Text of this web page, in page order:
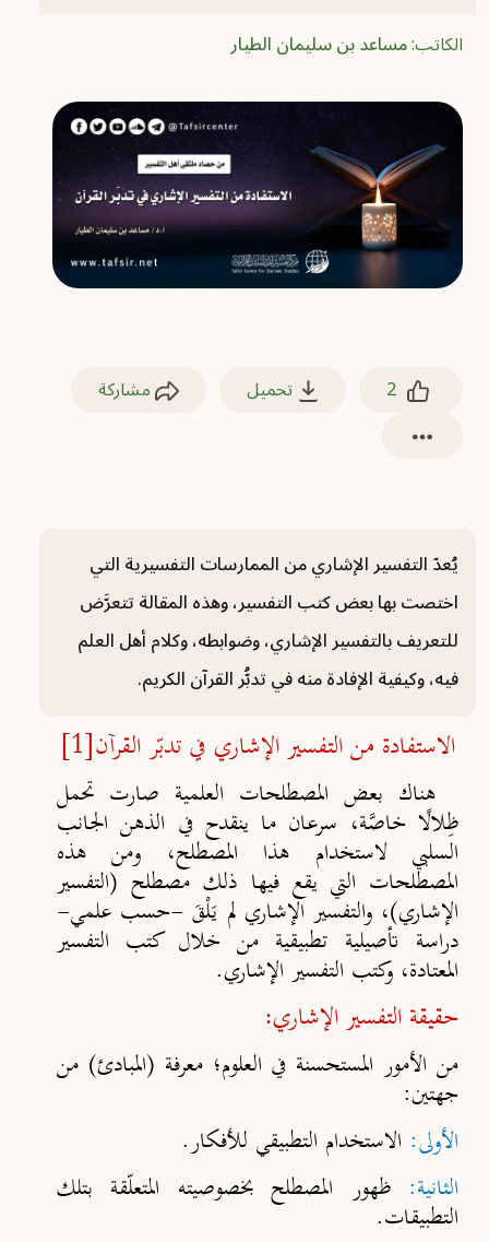
الكاتب:مساعد بن سليمان الطيار
2 تحميل مشاركة
يُعدّ التفسير الإشاري من الممارسات التفسيرية التي
اختصت بها بعض كتب التفسير، وهذه المقالة تتعرَّض
للتعريف بالتفسير الإشاري، وضوابطه، وكلام أهل العلم
فيه، وكيفية الإفادة منه في تدبُّر القرآن الكريم.
الاستفادة من التفسير الإشاري في تدبّر القرآن[1]
هناك بعض المصطلحات العلمية صارت تحمل
ظِلالًا خاصَّة، سرعان ما ينقدح في الذهن الجانب
السلبي لاستخدام هذا المصطلح، ومن هذه
المصطلحات التي يقع فيها ذلك مصطلح (التفسير
الإشاري)، والتفسير الإشاري لم يَلْقَ -حسب علمي-
دراسة تأصيلية تطبيقية من خلال كتب التفسير
المعتادة، وكتب التفسير الإشاري.
حقيقة التفسير الإشاري:
من الأمور المستحسنة في العلوم؛ معرفة (المبادئ) من
جهتين:
الأولى: الاستخدام التطبيقي للأفكار.
الثانية:ظهور المصطلح بخصوصيته المتعلّقة بتلك
التطبيقات.